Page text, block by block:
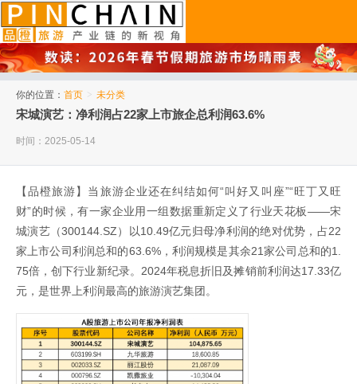
你的位置： 首页 > 未分类
宋城演艺：净利润占22家上市旅企总利润63.6%
时间：2025-05-14
【品橙旅游】当旅游企业还在纠结如何“叫好又叫座”“旺丁又旺
财”的时候，有一家企业用一组数据重新定义了行业天花板——宋
城演艺（300144.SZ）以10.49亿元归母净利润的绝对优势，占22
家上市公司利润总和的63.6%，利润规模是其余21家公司总和的1.
75倍，创下行业新纪录。2024年税息折旧及摊销前利润达17.33亿
元，是世界上利润最高的旅游演艺集团。